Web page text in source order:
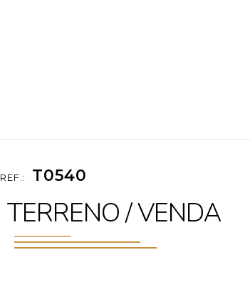
REF.: T0540
TERRENO / VENDA